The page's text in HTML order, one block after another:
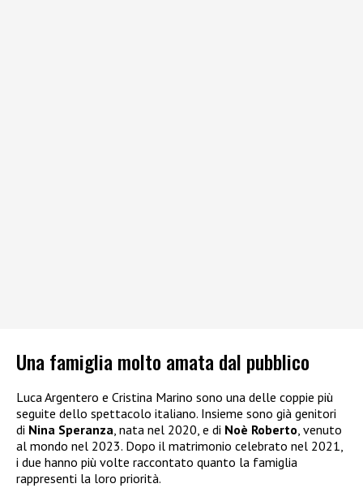
Una famiglia molto amata dal pubblico
Luca Argentero e Cristina Marino sono una delle coppie più
seguite dello spettacolo italiano. Insieme sono già genitori
di Nina Speranza, nata nel 2020, e di Noè Roberto, venuto
al mondo nel 2023. Dopo il matrimonio celebrato nel 2021,
i due hanno più volte raccontato quanto la famiglia
rappresenti la loro priorità.